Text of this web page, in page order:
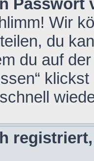
Passwort
Wir
du
du auf